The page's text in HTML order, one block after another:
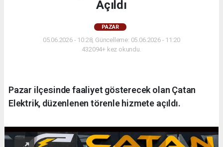
Açıldı
PAZAR
05.06.2026 - 10:28, Güncelleme: 05.06.2026 - 11:20
432094+ kez okundu.
Pazar ilçesinde faaliyet gösterecek olan Çatan
Elektrik, düzenlenen törenle hizmete açıldı.